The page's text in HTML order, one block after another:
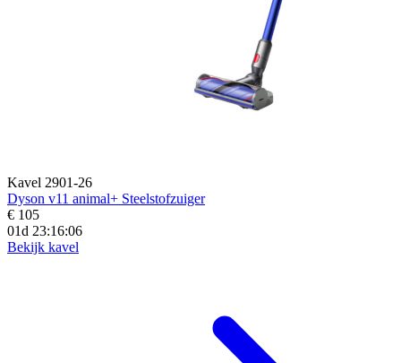
Kavel 2901-26
Dyson v11 animal+ Steelstofzuiger
€ 105
01d 23:16:04
Bekijk kavel